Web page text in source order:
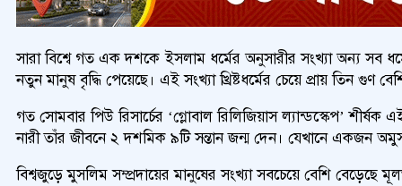
সারা বিশ্বে গত এক দশকে ইসলাম ধর্মের অনুসারীর সংখ্যা অন্য সব
নতুন মানুষ বৃদ্ধি পেয়েছে। এই সংখ্যা খ্রিষ্টধর্মের চেয়ে প্রায় তিন গুণ
গত সোমবার পিউ রিসার্চের ‘গ্লোবাল রিলিজিয়াস ল্যান্ডস্কেপ’
নারী তাঁর জীবনে ২ দশমিক ৯টি সন্তান জন্ম দেন। যেখানে একজন
বিশ্বজুড়ে মুসলিম সম্প্রদায়ের মানুষের সংখ্যা সবচেয়ে বেশি